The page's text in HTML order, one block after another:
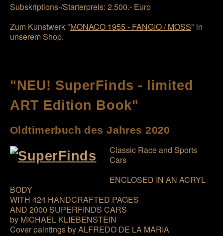
Subskriptions-/Starterpreis: 2.500.- Euro
Zum Kunstwerk "MONACO 1955 - FANGIO / MOSS" in
unserem Shop.
"NEU! SuperFinds - limited
ART Edition Book"
Oldtimerbuch des Jahres 2020
Classic Race and Sports
Cars
ENCLOSED IN AN ACRYL
BODY
WITH 424 HANDCRAFTED PAGES
AND 2000 SUPERFINDS CARS
by MICHAEL KLIEBENSTEIN
Cover paintings by ALFREDO DE LA MARIA